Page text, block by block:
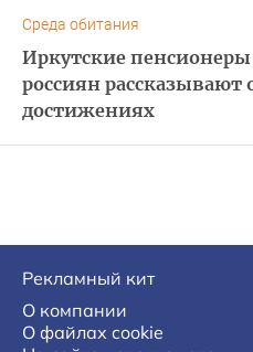
Среда обитания
Иркутские пенсионеры
россиян рассказывают
достижениях
Рекламный кит
О компании
О файлах cookie